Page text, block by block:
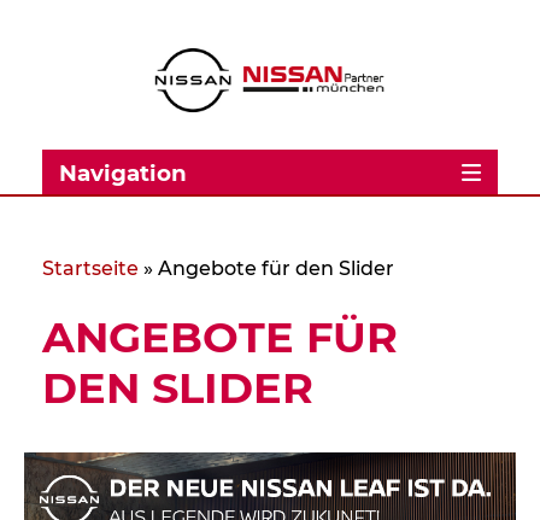
Navigation
Startseite » Angebote für den Slider
ANGEBOTE FÜR
DEN SLIDER